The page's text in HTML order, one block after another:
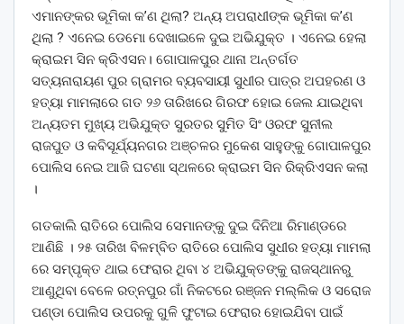
ଏମାନଙ୍କର ଭୂମିକା କ’ଣ ଥିଲା? ଅନ୍ୟ ଅପରାଧୀଙ୍କ ଭୂମିକା କ’ଣ
ଥିଲା ? ଏନେଇ ଡେମୋ ଦେଖାଇଳେ ଦୁଇ ଅଭିଯୁକ୍ତ । ଏନେଇ ହେଲା
କ୍ରାଇମ ସିନ କ୍ରିଏସନ। ଗୋପାଳପୁର ଥାନା ଅନ୍ତର୍ଗତ
ସତ୍ୟନାରାୟଣ ପୁର ଗ୍ରାମର ବ୍ୟବସାୟୀ ସୁଧୀର ପାତ୍ର ଅପହରଣ ଓ
ହତ୍ୟା ମାମଲାରେ ଗତ ୨୬ ତାରିଖରେ ଗିରଫ ହୋଇ ଜେଲ ଯାଇଥିବା
ଅନ୍ୟତମ ମୁଖ୍ୟ ଅଭିଯୁକ୍ତ ସୁରତର ସୁମିତ ସିଂ ଓରଫ ସୁନୀଲ
ରାଜପୁତ ଓ କବିସୂର୍ଯ୍ୟନଗର ଅଞ୍ଚଳର ମୁକେଶ ସାହୁଙ୍କୁ ଗୋପାଳପୁର
ପୋଲିସ ନେଇ ଆଜି ଘଟଣା ସ୍ଥଳରେ କ୍ରାଇମ ସିନ ରିକ୍ରିଏସନ କଲା
।
ଗତକାଲି ରାତିରେ ପୋଲିସ ସେମାନଙ୍କୁ ଦୁଇ ଦିନିଆ ରିମାଣ୍ଡରେ
ଆଣିଛି । ୨୫ ତାରିଖ ବିଳମ୍ବିତ ରାତିରେ ପୋଲିସ ସୁଧୀର ହତ୍ୟା ମାମଲା
ରେ ସମ୍ପୃକ୍ତ ଥାଇ ଫେରାର ଥିବା ୪ ଅଭିଯୁକ୍ତଙ୍କୁ ରାଜସ୍ଥାନରୁ
ଆଣୁଥିବା ବେଳେ ରତ୍ନପୁର ଗାଁ ନିକଟରେ ରଞ୍ଜନ ମଲ୍ଲିକ ଓ ସରୋଜ
ପଣ୍ଡା ପୋଲିସ ଉପରକୁ ଗୁଳି ଫୁଟାଇ ଫେରାର ହୋଇଯିବା ପାଇଁ